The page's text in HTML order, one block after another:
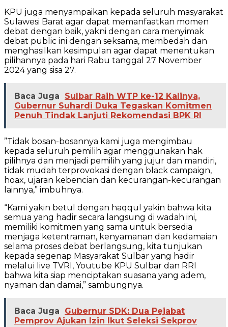
KPU juga menyampaikan kepada seluruh masyarakat
Sulawesi Barat agar dapat memanfaatkan momen
debat dengan baik, yakni dengan cara menyimak
debat public ini dengan seksama, membedah dan
menghasilkan kesimpulan agar dapat menentukan
pilihannya pada hari Rabu tanggal 27 November
2024 yang sisa 27.
Baca Juga
Sulbar Raih WTP ke-12 Kalinya,
Gubernur Suhardi Duka Tegaskan Komitmen
Penuh Tindak Lanjuti Rekomendasi BPK RI
”Tidak bosan-bosannya kami juga mengimbau
kepada seluruh pemilih agar menggunakan hak
pilihnya dan menjadi pemilih yang jujur dan mandiri,
tidak mudah terprovokasi dengan black campaign,
hoax, ujaran kebencian dan kecurangan-kecurangan
lainnya,” imbuhnya.
“Kami yakin betul dengan haqqul yakin bahwa kita
semua yang hadir secara langsung di wadah ini,
memiliki komitmen yang sama untuk bersedia
menjaga ketentraman, kenyamanan dan kedamaian
selama proses debat berlangsung, kita tunjukan
kepada segenap Masyarakat Sulbar yang hadir
melalui live TVRI, Youtube KPU Sulbar dan RRI
bahwa kita siap menciptakan suasana yang adem,
nyaman dan damai,” sambungnya.
Baca Juga
Gubernur SDK: Dua Pejabat
Pemprov Ajukan Izin Ikut Seleksi Sekprov